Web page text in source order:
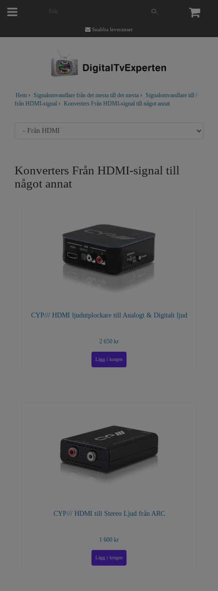
Snabba leveranser
Hem › Signalomvandlare från det mesta till det mesta ›
Signalomvandlare till /
från HDMI-signal › Konverters Från HDMI-signal till något annat
Konverters Från HDMI-signal till
något annat
CYP/// HDMI ljudutplockare till Analogt & Digitalt ljud
2 650 kr
CYP/// HDMI till Stereo Ljud från ARC
1 600 kr